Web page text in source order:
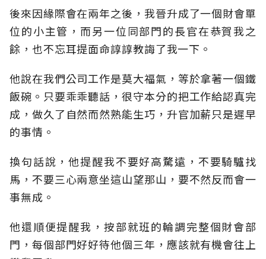
後來因緣際會在兩年之後，我晉升成了一個財會單
位的小主管，而另一位同部門的長官在恭賀我之
餘，也不忘耳提面命諄諄教誨了我一下。
他說在我們公司工作是莫大福氣，等於拿著一個鐵
飯碗。只要乖乖聽話，很守本分的把工作給認真完
成，做久了自然而然熟能生巧，升官加薪只是遲早
的事情。
換句話說，他提醒我不要好高騖遠，不要騎驢找
馬，不要三心兩意坐這山望那山，要不然反而會一
事無成。
他還順便提醒我，按部就班的輪調完整個財會部
門，每個部門好好待他個三年，應該就有機會往上